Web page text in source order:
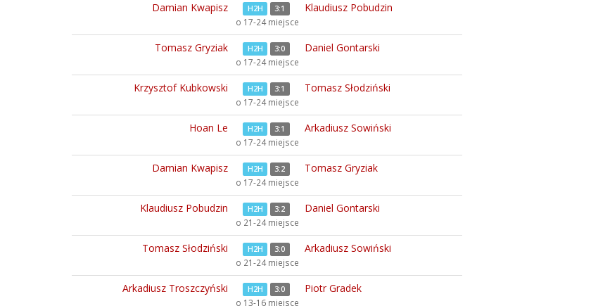
Damian Kwapisz H2H 3:1 Klaudiusz Pobudzin
o 17-24 miejsce
Tomasz Gryziak H2H 3:0 Daniel Gontarski
o 17-24 miejsce
Krzysztof Kubkowski H2H 3:1 Tomasz Słodziński
o 17-24 miejsce
Hoan Le H2H 3:1 Arkadiusz Sowiński
o 17-24 miejsce
Damian Kwapisz H2H 3:2 Tomasz Gryziak
o 17-24 miejsce
Klaudiusz Pobudzin H2H 3:2 Daniel Gontarski
o 21-24 miejsce
Tomasz Słodziński H2H 3:0 Arkadiusz Sowiński
o 21-24 miejsce
Arkadiusz Troszczyński H2H 3:0 Piotr Gradek
o 13-16 miejsce